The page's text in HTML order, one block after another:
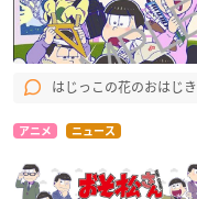
はじっこの花のおはじ
アニメ ニュース